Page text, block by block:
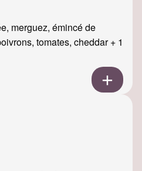
merguez, émincé de
tomates, cheddar + 1